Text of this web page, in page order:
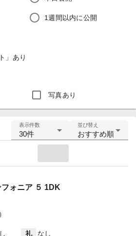
1週間以内に公開
」あり
写真あり
表示件数
30件
並び替え
おすすめ順
フォニア ５ 1DK
礼
なし